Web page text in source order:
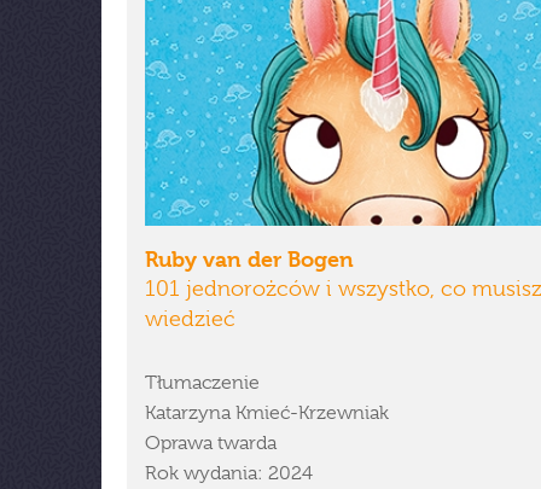
Ruby van der Bogen
101 jednorożców i wszystko, co
wiedzieć
Tłumaczenie
Katarzyna Kmieć-Krzewniak
Oprawa twarda
Rok wydania: 2024